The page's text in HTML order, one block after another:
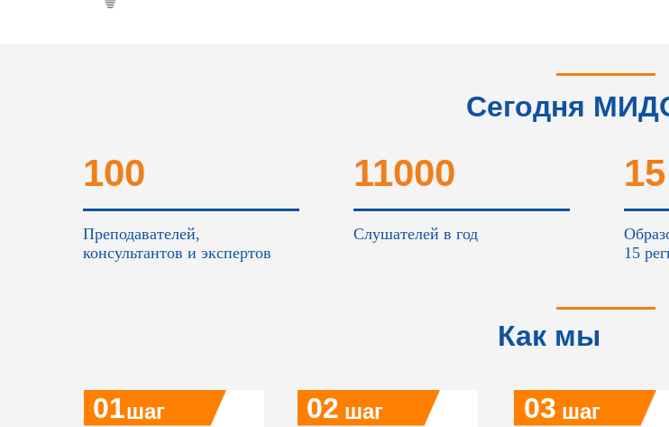
Сегодня
100
Преподавателей,
консультантов и экспертов
11000
Слушателей в год
15
15
Как мы
03
02
01шаг шаг шаг